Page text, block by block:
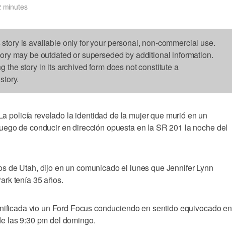
minutes
is available only for your personal, non-commercial use.
may be outdated or superseded by additional information.
the story in its archived form does not constitute a
policía revelado la identidad de la mujer que murió en un
de conducir en dirección opuesta en la SR 201 la noche del
de Utah, dijo en un comunicado el lunes que Jennifer Lynn
tenía 35 años.
vio un Ford Focus conduciendo en sentido equivocado en
las 9:30 pm del domingo.